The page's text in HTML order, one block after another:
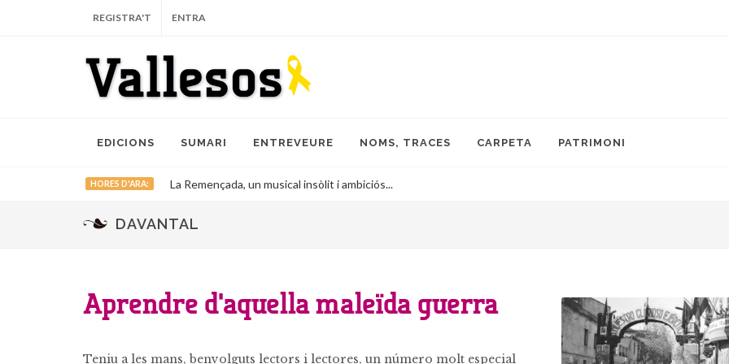
REGISTRA'T ENTRA
EDICIONS SUMARI ENTREVEURE NOMS, TRACES CARPETA PATRIMONI
HORES D'ARA: La Remençada, un musical insòlit i ambiciós...
DAVANTAL
Aprendre d'aquella maleïda guerra
Teniu a les mans, benvolguts lectors i lectores, un número molt especial